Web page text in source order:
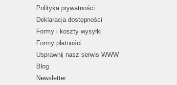
Polityka prywatności
Deklaracja dostępności
Formy i koszty wysyłki
Formy płatności
Usprawnij nasz serwis WWW
Blog
Newsletter